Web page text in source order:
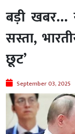
बड़ी
सस्ता,
छूट’
September 03, 2025